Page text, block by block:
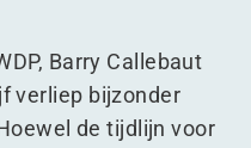
Barry Callebaut
verliep bijzonder
de tijdlijn voor